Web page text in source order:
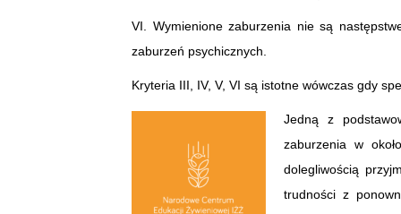
VI. Wymienione zaburzenia nie są
zaburzeń psychicznych.
Kryteria III, IV, V, VI są istotne wówczas gdy
Jedną z
zaburzenia w
dolegliwością
trudności z